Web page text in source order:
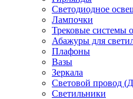
Светодиодное
Лампочки
Трековые системы
Абажуры для
Плафоны
Вазы
Зеркала
Световой провод
Светильники